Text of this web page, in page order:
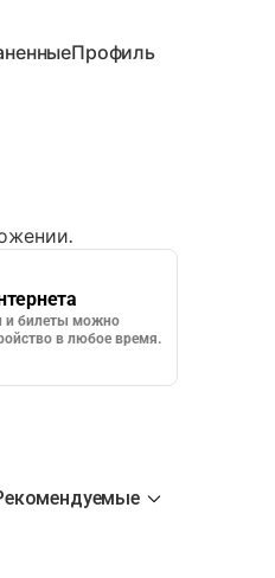
Профиль
и билеты можно
в любое время.